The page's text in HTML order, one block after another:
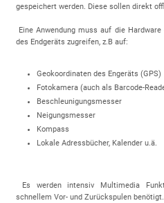
gespeichert werden. Diese sollen direkt
Eine Anwendung muss auf die
des Endgeräts zugreifen, z.B auf:
Geokoordinaten des Engeräts (GPS)
Fotokamera (auch als Barcode-
Beschleunigungsmesser
Neigungsmesser
Kompass
Lokale Adressbücher, Kalender u.ä.
Es werden intensiv Multimedia
schnellem Vor- und Zurückspulen benötigt.